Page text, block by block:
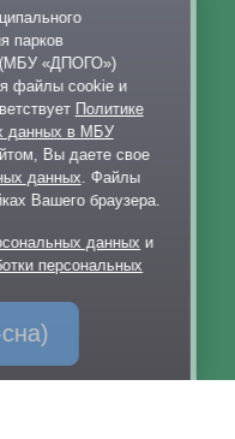
в парках
искусства
06
данных
парков
(МБУ «ДПОГО»)
файлы cookie и
Политике
данных в МБУ
Вы даете свое
данных. Файлы
Вашего браузера.
данных и
персональных